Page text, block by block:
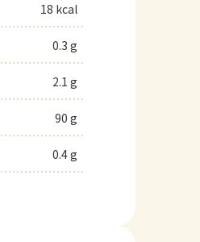
18 kcal
0.3 g
2.1 g
90 g
0.4 g